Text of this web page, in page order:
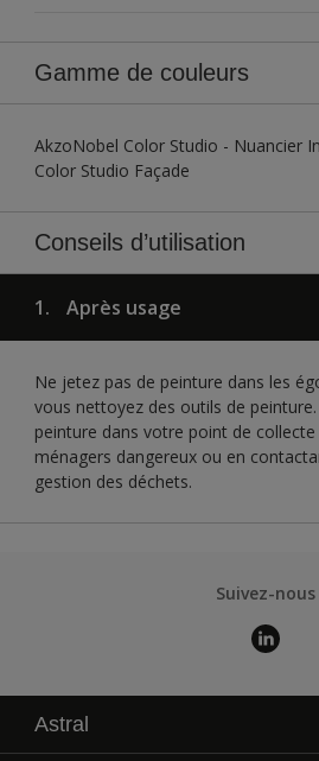
Gamme de couleurs
AkzoNobel Color Studio - Nuancier
Color Studio Façade
Conseils d’utilisation
1. Après usage
Ne jetez pas de peinture dans les
vous nettoyez des outils de
peinture dans votre point de
ménagers dangereux ou en
gestion des déchets.
Suivez-nous
Astral